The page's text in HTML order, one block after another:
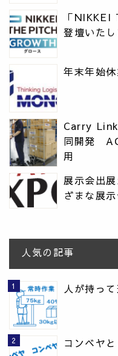
「NIKKEI
登壇いた
年末年始
Carry Link
同開発
用
展示会出
ざまな展
人気の記事
人が持っ
コンベヤ